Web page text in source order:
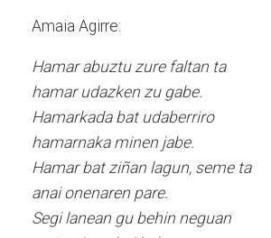
Amaia Agirre:
Hamar abuztu zure faltan ta
hamar udazken zu gabe.
Hamarkada bat udaberriro
hamarnaka minen jabe.
Hamar bat ziñan lagun, seme ta
anai onenaren pare.
Segi lanean gu behin neguan